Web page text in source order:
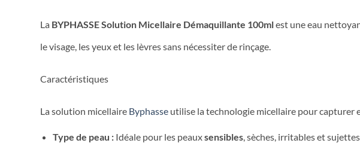
La BYPHASSE Solution Micellaire Démaquillante 100mlest une eau
le visage, les yeux et les lèvres sans nécessiter de rinçage.
Caractéristiques
La solution micellaire Byphasse utilise la technologie micellaire pour capturer
Type de peau :Idéale pour les peauxsensibles, sèches, irritables et